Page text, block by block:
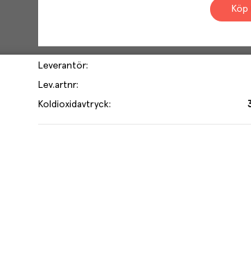
Köp
Leverantör:
Lev.artnr:
Koldioxidavtryck: